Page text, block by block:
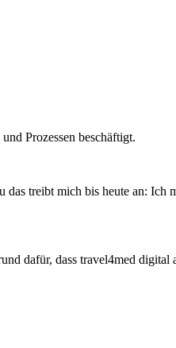
Prozessen beschäftigt.
treibt mich bis heute an: Ich
dafür, dass travel4med digital